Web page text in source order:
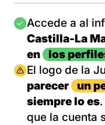
Imagen
Accede a al
Castilla-La
en
los
Imagen
El logo de la
parecer
un
siempre lo es
que la cuenta